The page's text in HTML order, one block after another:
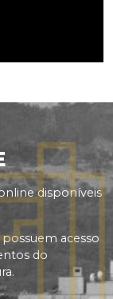
disponíveis
acesso
do